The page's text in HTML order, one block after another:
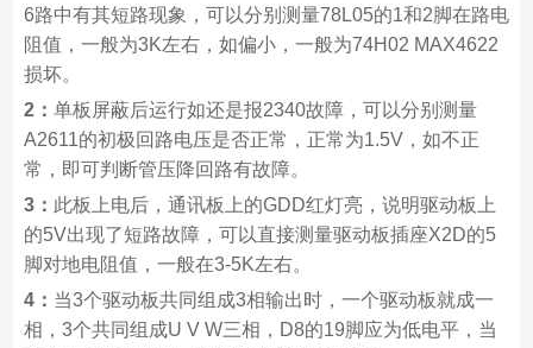
6路中有其短路现象，可以分别测量78L05的1和2脚在路电
阻值，一般为3K左右，如偏小，一般为74H02 MAX4622
损坏。
2： 单板屏蔽后运行如还是报2340故障，可以分别测量
A2611的初极回路电压是否正常，正常为1.5V，如不正
常，即可判断管压降回路有故障。
3： 此板上电后，通讯板上的GDD红灯亮，说明驱动板上
的5V出现了短路故障，可以直接测量驱动板插座X2D的5
脚对地电阻值，一般在3-5K左右。
4： 当3个驱动板共同组成3相输出时，一个驱动板就成一
相，3个共同组成U V W三相，D8的19脚应为低电平，当